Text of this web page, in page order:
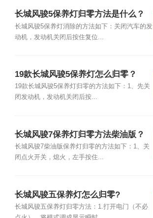
长城风骏5保养灯归零方法是什么？
长城风骏5保养灯消除的方法如下：关闭汽车的发
动机，发动机关闭后按住复位...
19款长城风骏5保养灯怎么归零？
19款长城风骏5保养灯归零的方法如下：1、先关
闭发动机，发动机关闭后按...
长城风骏7保养灯归零方法柴油版？
长城风骏7柴油版保养灯归零的方法如下：1、关
闭点火开关，熄火，左手按住...
长城风骏五保养灯怎么归零?
长城风骏五保养灯归零方法：1.打开电门（不必